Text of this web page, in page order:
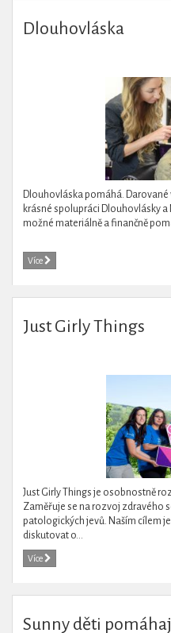
Dlouhovláska
Dlouhovláska pomáhá.
krásné spolupráci Dlouhovlásky
možné materiálně a finančně
Více
Just Girly Things
Just Girly Things je osobnostně
Zaměřuje se na rozvoj zdravého
patologických jevů. Naším cílem
diskutovat o...
Více
Sunny děti